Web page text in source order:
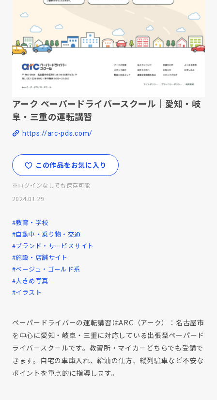
アーク ペーパードライバースクール｜愛知・岐
阜・三重の運転講習
https://arc-pds.com/
この作品をお気に入り
※ログインなしでも保存可能
2024.01.29
#教育・学校
#自動車・乗り物・交通
#ブランド・サービスサイト
#施設・店舗サイト
#ベージュ・ゴールド系
#大きめ写真
#イラスト
ペーパードライバーの運転講習はARC（アーク）：名古屋市
を中心に愛知・岐阜・三重に対応している出張型ペーパード
ライバースクールです。教習所・マイカーどちらでも受講で
きます。自宅の車庫入れ、給油の仕方、縦列駐車など不安な
ポイントを重点的に指導します。